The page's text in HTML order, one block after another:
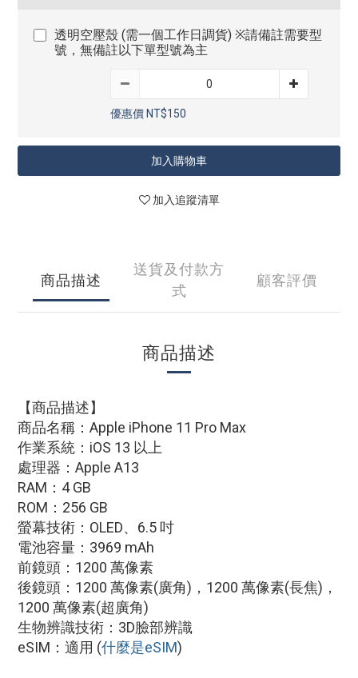
透明空壓殼 (需一個工作日調貨) ※請備註需要型
號，無備註以下單型號為主
優惠價 NT$150
加入購物車
加入追蹤清單
商品描述
送貨及付款方
式
顧客評價
商品描述
【商品描述】
商品名稱：Apple iPhone 11 Pro Max
作業系統：iOS 13 以上
處理器：Apple A13
RAM：4 GB
ROM：256 GB
螢幕技術：OLED、6.5 吋
電池容量：3969 mAh
前鏡頭：1200 萬像素
後鏡頭：1200 萬像素(廣角)，1200 萬像素(長焦)，
1200 萬像素(超廣角)
生物辨識技術：3D臉部辨識
eSIM：適用 (什麼是eSIM)